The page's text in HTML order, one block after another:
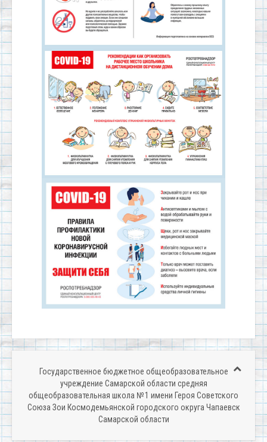
Государственное бюджетное общеобразовательное
учреждение Самарской области средняя
общеобразовательная школа № 1 имени Героя Советского
Союза Зои Космодемьянской городского округа Чапаевск
Самарской области